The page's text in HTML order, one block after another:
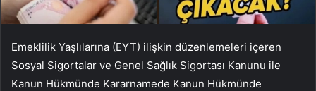
Emeklilik Yaşlılarına (EYT) ilişkin düzenlemeleri içeren
Sosyal Sigortalar ve Genel Sağlık Sigortası Kanunu ile
Kanun Hükmünde Kararnamede Kanun Hükmünde